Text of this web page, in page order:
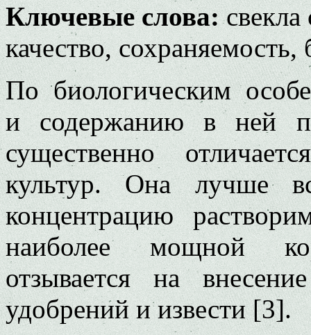
Ключевые слова:свекла
качество,
По биологическим
и содержанию в ней
существенно
культур. Она лучше
концентрацию
наиболее мощной
отзывается на
удобрений и извести [3].